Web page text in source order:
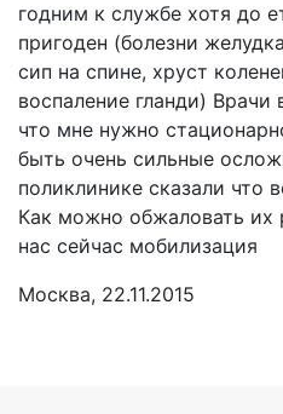
годним к службе хотя до
пригоден (болезни
сип на спине, хруст
воспаление гланди)
что мне нужно
быть очень сильные
поликлинике сказали что
Как можно обжаловать
нас сейчас мобилизация
Москва, 22.11.2015